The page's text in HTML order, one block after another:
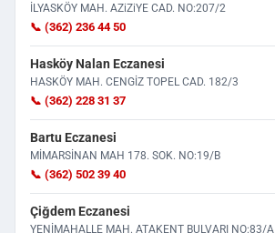
İLYASKÖY MAH. AZiZiYE CAD. NO:207/2
📞 (362) 236 44 50
Hasköy Nalan Eczanesi
HASKÖY MAH. CENGİZ TOPEL CAD. 182/3
📞 (362) 228 31 37
Bartu Eczanesi
MİMARSİNAN MAH 178. SOK. NO:19/B
📞 (362) 502 39 40
Çiğdem Eczanesi
YENİMAHALLE MAH. ATAKENT BULVARI NO:83/A